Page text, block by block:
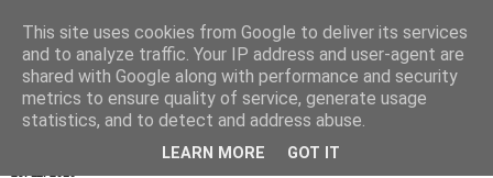
Hranické listy
This site uses cookies from Google to deliver its services
and to analyze traffic. Your IP address and user-agent are
shared with Google along with performance and security
metrics to ensure quality of service, generate usage
statistics, and to detect and address abuse.
LEARN MORE GOT IT